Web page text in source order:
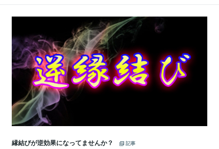
縁結びが逆効果になってませんか？
記事